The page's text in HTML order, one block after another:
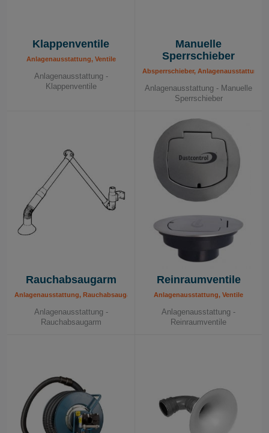
Klappenventile
Anlagenausstattung, Ventile
Anlagenausstattung -
Klappenventile
Manuelle
Sperrschieber
Absperrschieber, Anlagenausstattung
Anlagenausstattung - Manuelle
Sperrschieber
Rauchabsaugarm
Anlagenausstattung, Rauchabsaugarm
Anlagenausstattung -
Rauchabsaugarm
Reinraumventile
Anlagenausstattung, Ventile
Anlagenausstattung -
Reinraumventile